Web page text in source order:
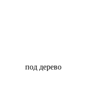
под дерево